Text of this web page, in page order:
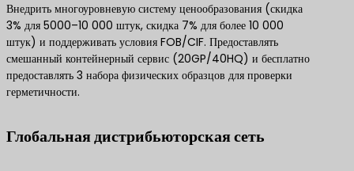
Внедрить многоуровневую систему ценообразования (скидка
3% для 5000–10 000 штук, скидка 7% для более 10 000
штук) и поддерживать условия FOB/CIF. Предоставлять
смешанный контейнерный сервис (20GP/40HQ) и бесплатно
предоставлять 3 набора физических образцов для проверки
герметичности.
Глобальная дистрибьюторская сеть